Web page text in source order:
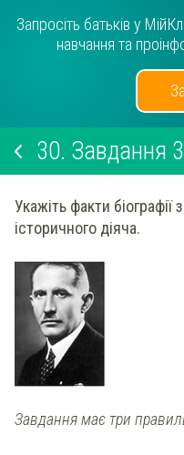
Запросіть батьків у
навчання та
30. Завдання
Укажіть факти
історичного діяча.
Завдання має три